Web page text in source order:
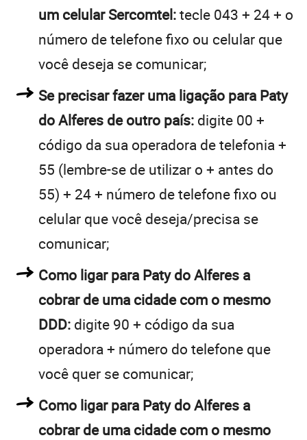
um celular Sercomtel:tecle 043 + 24 + o
número de telefone fixo ou celular que
você deseja se comunicar;
Se precisar fazer uma ligação para Paty
do Alferes de outro país: digite 00 +
código da sua operadora de telefonia +
55 (lembre-se de utilizar o + antes do
55) + 24 + número de telefone fixo ou
celular que você deseja/precisa se
comunicar;
Como ligar para Paty do Alferes a
cobrar de uma cidade com o mesmo
DDD: digite 90 + código da sua
operadora + número do telefone que
você quer se comunicar;
Como ligar para Paty do Alferes a
cobrar de uma cidade com o mesmo